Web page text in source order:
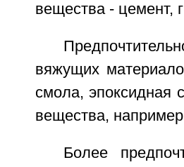
вещества - цемент,
вяжущих
смола, эпоксидная
вещества,
Более